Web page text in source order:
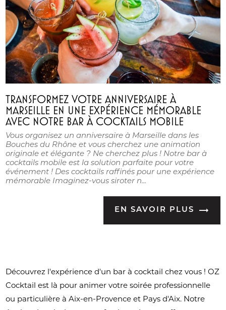
TRANSFORMEZ VOTRE ANNIVERSAIRE À
MARSEILLE EN UNE EXPÉRIENCE MÉMORABLE
AVEC NOTRE BAR À COCKTAILS MOBILE
Vous organisez un anniversaire à Marseille dans les
Bouches du Rhône et vous cherchez une animation
originale et élégante ? Ne cherchez plus ! Notre bar à
cocktails mobile est la solution parfaite pour votre
événement ! Des cocktails raffinés pour une expérience
mémorable Imaginez-vous siroter n...
EN SAVOIR PLUS
Découvrez l'expérience d'un bar à cocktail chez vous ! OZ
Cocktail est là pour animer votre soirée professionnelle
ou particulière à Aix-en-Provence et Pays d'Aix. Notre